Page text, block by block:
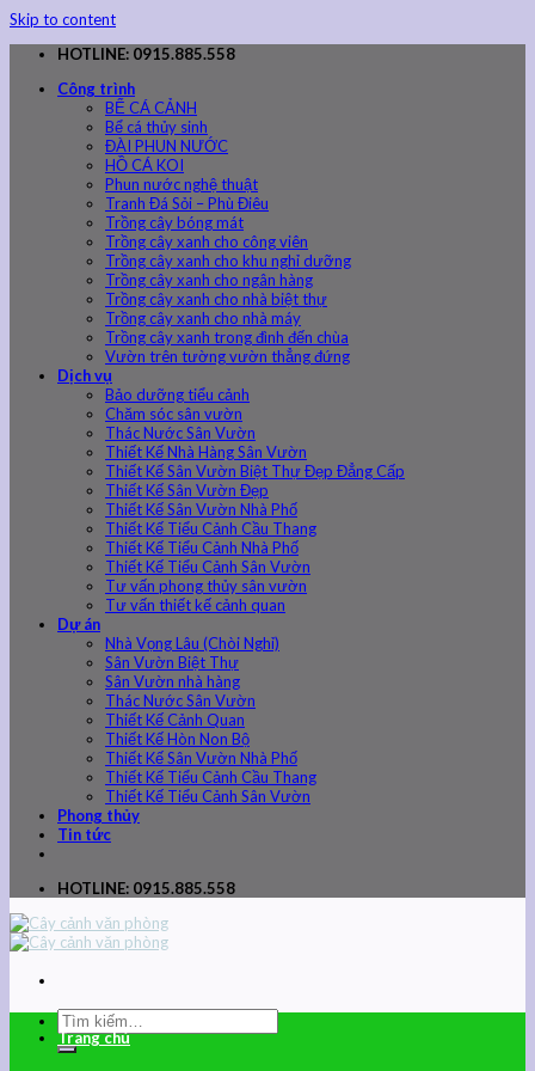
Skip to content
HOTLINE: 0915.885.558
Công trình
BỂ CÁ CẢNH
Bể cá thủy sinh
ĐÀI PHUN NƯỚC
HỒ CÁ KOI
Phun nước nghệ thuật
Tranh Đá Sỏi – Phù Điêu
Trồng cây bóng mát
Trồng cây xanh cho công viên
Trồng cây xanh cho khu nghỉ dưỡng
Trồng cây xanh cho ngân hàng
Trồng cây xanh cho nhà biệt thự
Trồng cây xanh cho nhà máy
Trồng cây xanh trong đình đến chùa
Vườn trên tường vườn thẳng đứng
Dịch vụ
Bảo dưỡng tiểu cảnh
Chăm sóc sân vườn
Thác Nước Sân Vườn
Thiết Kế Nhà Hàng Sân Vườn
Thiết Kế Sân Vườn Biệt Thự Đẹp Đẳng Cấp
Thiết Kế Sân Vườn Đẹp
Thiết Kế Sân Vườn Nhà Phố
Thiết Kế Tiểu Cảnh Cầu Thang
Thiết Kế Tiểu Cảnh Nhà Phố
Thiết Kế Tiểu Cảnh Sân Vườn
Tư vấn phong thủy sân vườn
Tư vấn thiết kế cảnh quan
Dự án
Nhà Vọng Lâu (Chòi Nghỉ)
Sân Vườn Biệt Thự
Sân Vườn nhà hàng
Thác Nước Sân Vườn
Thiết Kế Cảnh Quan
Thiết Kế Hòn Non Bộ
Thiết Kế Sân Vườn Nhà Phố
Thiết Kế Tiểu Cảnh Cầu Thang
Thiết Kế Tiểu Cảnh Sân Vườn
Phong thủy
Tin tức
HOTLINE: 0915.885.558
Trang chủ